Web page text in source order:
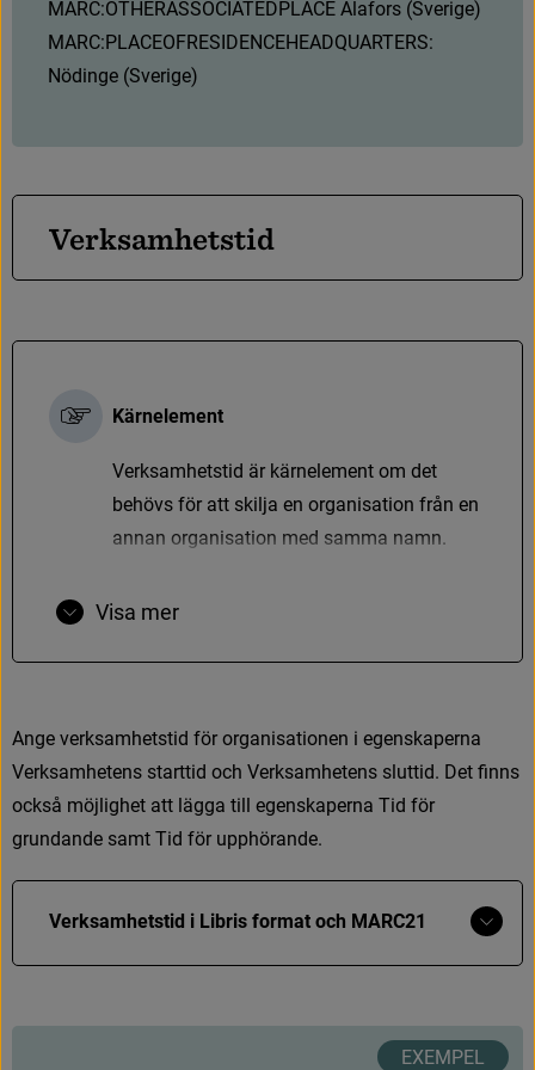
110 2/_ #a
370 #c (associerat land) #e
(ve rksamhet
MARC:OTHERASSOCIATEDPLACE Alafors (Sverige)
MARC:PLACEOFRESIDENCEHEADQUARTERS:
Nödinge (Sverige)
Verksamhetstid
Kärnelement
Verksamhetstid är kärnelement om det
behövs för att skilja en organisation från en
annan organisation med samma namn.
Visa mer
Ange verksamhetstid för organisationen i egenskaperna
Verksamhetens starttid och Verksamhetens sluttid. Det fnns
också möjlighet att lägga till egenskaperna Tid för
grundande samt Tid för upphörande.
Verksamhetstid i Libris format och MARC21
Visa
mer